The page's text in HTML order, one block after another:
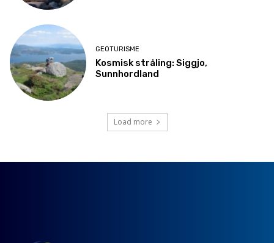
GEOTURISME
Kosmisk stråling: Siggjo,
Sunnhordland
Load more